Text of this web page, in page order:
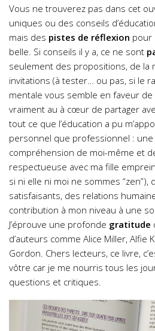
Vous ne trouverez pas dans cet
uniques ou des conseils
mais des pistes de réflexion pour
belle. Si conseils il y a, ce ne sont
seulement des propositions, de la
invitations (à tester… ou pas, si le
mentale vous semble en faveur de
vraiment au à cœur de partager
tout ce que l’éducation a pu
personnel que professionnel :
compréhension de moi-même et
respectueuse avec ma fille
si ni elle ni moi ne sommes “zen”),
satisfaisants, des relations
contribution à mon niveau à une
J’éprouve une profonde gratitude
d’auteurs comme Alice Miller, Alfie
Gordon. Chers lecteurs, ce livre,
vôtre car je me nourris tous les
questions et critiques.